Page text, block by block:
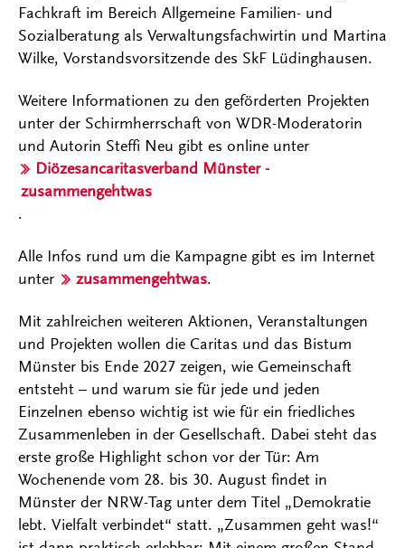
Fachkraft im Bereich Allgemeine Familien- und
Sozialberatung als Verwaltungsfachwirtin und Martina
Wilke, Vorstandsvorsitzende des SkF Lüdinghausen.
Weitere Informationen zu den geförderten Projekten
unter der Schirmherrschaft von WDR-Moderatorin
und Autorin Steffi Neu gibt es online unter
Diözesancaritasverband Münster -
zusammengehtwas
.
Alle Infos rund um die Kampagne gibt es im Internet
unter
zusammengehtwas.
Mit zahlreichen weiteren Aktionen, Veranstaltungen
und Projekten wollen die Caritas und das Bistum
Münster bis Ende 2027 zeigen, wie Gemeinschaft
entsteht – und warum sie für jede und jeden
Einzelnen ebenso wichtig ist wie für ein friedliches
Zusammenleben in der Gesellschaft. Dabei steht das
erste große Highlight schon vor der Tür: Am
Wochenende vom 28. bis 30. August findet in
Münster der NRW-Tag unter dem Titel „Demokratie
lebt. Vielfalt verbindet“ statt. „Zusammen geht was!“